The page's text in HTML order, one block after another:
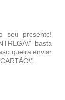
seu presente!
basta
queira enviar